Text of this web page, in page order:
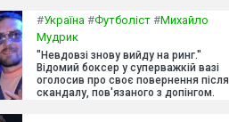
#Україна #Футболіст #Михайло
Мудрик
"Невдовзі знову вийду на ринг."
Відомий боксер у суперважкій вазі
оголосив про своє повернення після
скандалу, пов'язаного з допінгом.